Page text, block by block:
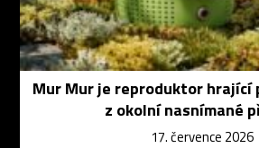
Mur Mur je reproduktor hrající
z okolní nasnímané
17. července 2026